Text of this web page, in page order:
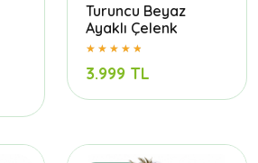
Turuncu Beyaz
Ayaklı Çelenk
3.999 TL